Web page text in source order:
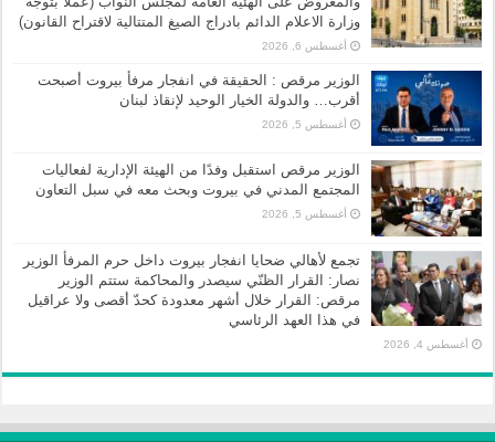
وزارة الاعلام الدائم بادراج الصيغ المتتالية لاقتراح القانون)
أغسطس 6, 2026
الوزير مرقص : الحقيقة في انفجار مرفأ بيروت أصبحت
أقرب… والدولة الخيار الوحيد لإنقاذ لبنان
أغسطس 5, 2026
الوزير مرقص استقبل وفدًا من الهيئة الإدارية لفعاليات
المجتمع المدني في بيروت وبحث معه في سبل التعاون
أغسطس 5, 2026
تجمع لأهالي ضحايا انفجار بيروت داخل حرم المرفأ الوزير
نصار: القرار الظنّي سيصدر والمحاكمة ستتم الوزير
مرقص: القرار خلال أشهر معدودة كحدّ أقصى ولا عراقيل
في هذا العهد الرئاسي
أغسطس 4, 2026